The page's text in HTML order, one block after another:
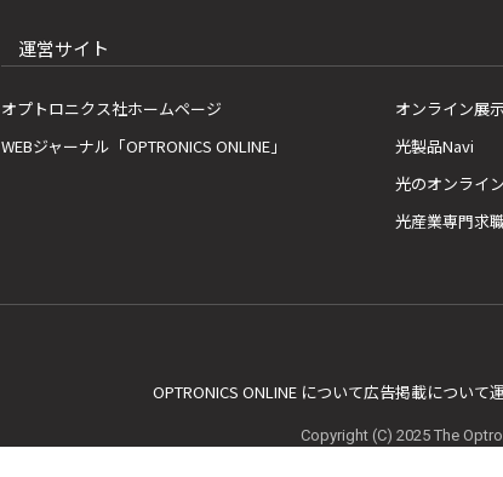
運営サイト
オプトロニクス社ホームページ
WEBジャーナル「OPTRONICS ONLINE」
オンライン展
光製品Navi
光のオンライ
光産業専門求
OPTRONICS ONLINE について広告掲載について
Copyright (C) 2025 The